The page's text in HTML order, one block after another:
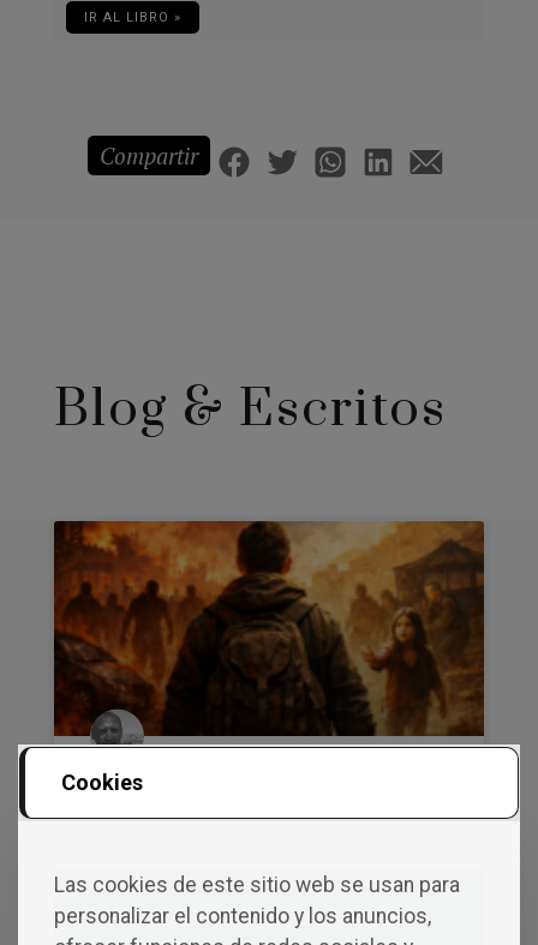
IR AL LIBRO »
Compartir
Blog & Escritos
todo en EL FINAL”
En el siguiente capítulo del blog, me
Cookies
Las cookies de este sitio web se usan para
personalizar el contenido y los anuncios,